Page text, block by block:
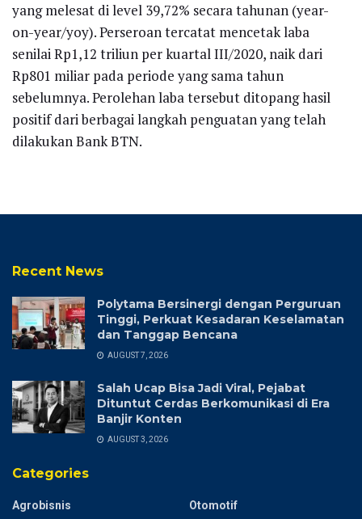
yang melesat di level 39,72% secara tahunan (year-
on-year/yoy). Perseroan tercatat mencetak laba
senilai Rp1,12 triliun per kuartal III/2020, naik dari
Rp801 miliar pada periode yang sama tahun
sebelumnya. Perolehan laba tersebut ditopang hasil
positif dari berbagai langkah penguatan yang telah
dilakukan Bank BTN.
Recent News
Polytama Bersinergi dengan Perguruan
Tinggi, Perkuat Kesadaran Keselamatan
dan Tanggap Bencana
AUGUST 7, 2026
Salah Ucap Bisa Jadi Viral, Pejabat
Dituntut Cerdas Berkomunikasi di Era
Banjir Konten
AUGUST 3, 2026
Categories
Agrobisnis
Otomotif